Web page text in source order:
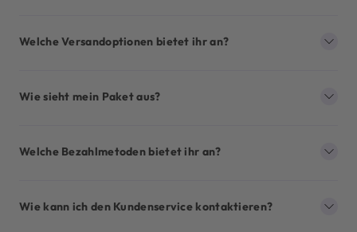
Welche Versandoptionen bietet ihr an?
Wie sieht mein Paket aus?
Welche Bezahlmetoden bietet ihr an?
Wie kann ich den Kundenservice kontaktieren?